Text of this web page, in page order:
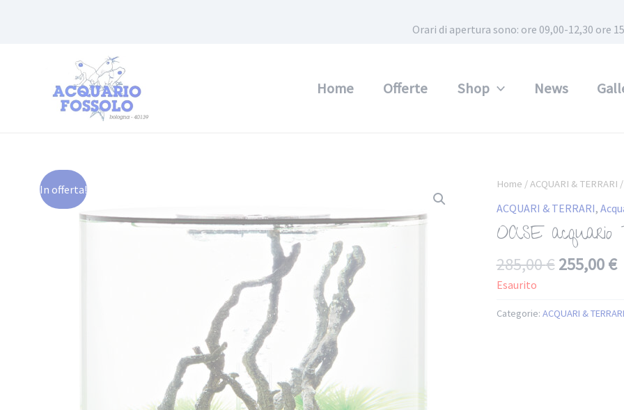
Orari di apertura sono: ore 09,00-12,30 ore
Home Offerte Shop News
In offerta! Home /ACQUARI & TERRARI /
ACQUARI & TERRARI,
OASE
285,00€ 255,00€
Esaurito
Categorie: ACQUARI & TERRARI